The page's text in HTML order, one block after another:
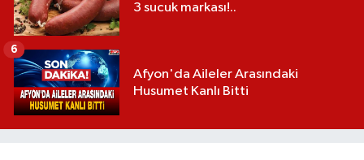
3 sucuk markası!..
Afyon'da Aileler Arasındaki
Husumet Kanlı Bitti
6